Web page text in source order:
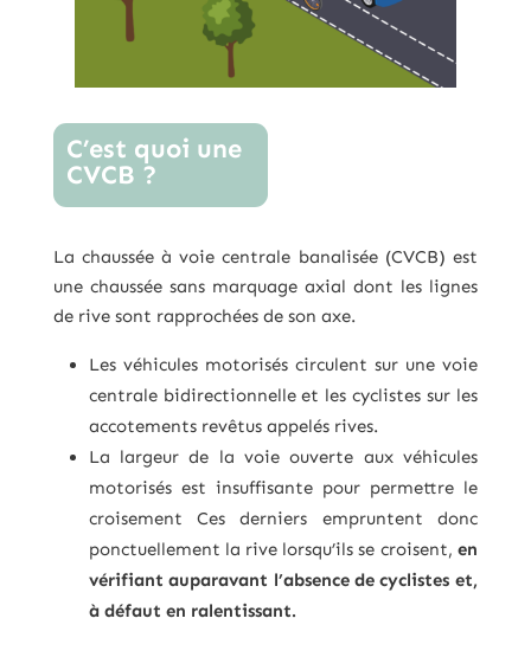
C’est quoi une
CVCB ?
La chaussée à voie centrale banalisée (CVCB) est
une chaussée sans marquage axial dont les lignes
de rive sont rapprochées de son axe.
Les véhicules motorisés circulent sur une voie
centrale bidirectionnelle et les cyclistes sur les
accotements revêtus appelés rives.
La largeur de la voie ouverte aux véhicules
motorisés est insuffisante pour permettre le
croisement Ces derniers empruntent donc
ponctuellement la rive lorsqu’ils se croisent, en
vérifiant auparavant l’absence de cyclistes et,
à défaut en ralentissant.